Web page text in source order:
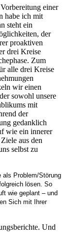
einer
habe ich mit
steht ein
der
proaktiven
drei Kreise
Zum
alle drei Kreise
wir einen
sowohl unsere
mit
der
gedanklich
wie ein innerer
aus den
selbst zu
als Problem/Störung
lösen. So
wie geplant – und
Sich mit Ihrer
Und